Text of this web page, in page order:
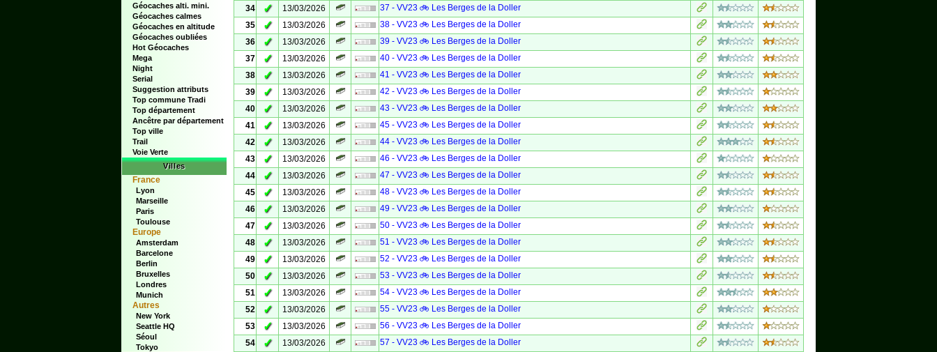
Géocaches alti. mini.
Géocaches calmes
Géocaches en altitude
Géocaches oubliées
Hot Géocaches
Mega
Night
Serial
Suggestion attributs
Top commune Tradi
Top département
Ancêtre par département
Top ville
Trail
Voie Verte
Villes
France
Lyon
Marseille
Paris
Toulouse
Europe
Amsterdam
Barcelone
Berlin
Bruxelles
Londres
Munich
Autres
New York
Seattle HQ
Séoul
Tokyo
34
✓ 13/03/2026
37 - VV23 🚲 Les Berges de la Doller
35
✓ 13/03/2026
38 - VV23 🚲 Les Berges de la Doller
36
✓ 13/03/2026
39 - VV23 🚲 Les Berges de la Doller
37
✓ 13/03/2026
40 - VV23 🚲 Les Berges de la Doller
38
✓ 13/03/2026
41 - VV23 🚲 Les Berges de la Doller
39
✓ 13/03/2026
42 - VV23 🚲 Les Berges de la Doller
40
✓ 13/03/2026
43 - VV23 🚲 Les Berges de la Doller
41
✓ 13/03/2026
45 - VV23 🚲 Les Berges de la Doller
42
✓ 13/03/2026
44 - VV23 🚲 Les Berges de la Doller
43
✓ 13/03/2026
46 - VV23 🚲 Les Berges de la Doller
44
✓ 13/03/2026
47 - VV23 🚲 Les Berges de la Doller
45
✓ 13/03/2026
48 - VV23 🚲 Les Berges de la Doller
46
✓ 13/03/2026
49 - VV23 🚲 Les Berges de la Doller
47
✓ 13/03/2026
50 - VV23 🚲 Les Berges de la Doller
48
✓ 13/03/2026
51 - VV23 🚲 Les Berges de la Doller
49
✓ 13/03/2026
52 - VV23 🚲 Les Berges de la Doller
50
✓ 13/03/2026
53 - VV23 🚲 Les Berges de la Doller
51
✓ 13/03/2026
54 - VV23 🚲 Les Berges de la Doller
52
✓ 13/03/2026
55 - VV23 🚲 Les Berges de la Doller
53
✓ 13/03/2026
56 - VV23 🚲 Les Berges de la Doller
54
✓ 13/03/2026
57 - VV23 🚲 Les Berges de la Doller